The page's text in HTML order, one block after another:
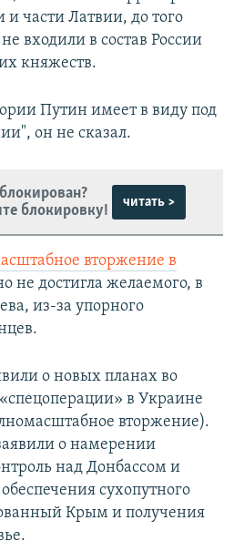
части Латвии, до того
входили в состав России
княжеств.
Путин имеет в виду под
он не сказал.
блокировку!
читать >
вторжение в
не достигла желаемого, в
из-за упорного
о новых планах во
в Украине
вторжение).
о намерении
над Донбассом и
сухопутного
Крым и получения